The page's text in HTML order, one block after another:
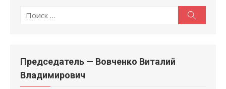
Поиск
Председатель — Вовченко Виталий
Владимирович